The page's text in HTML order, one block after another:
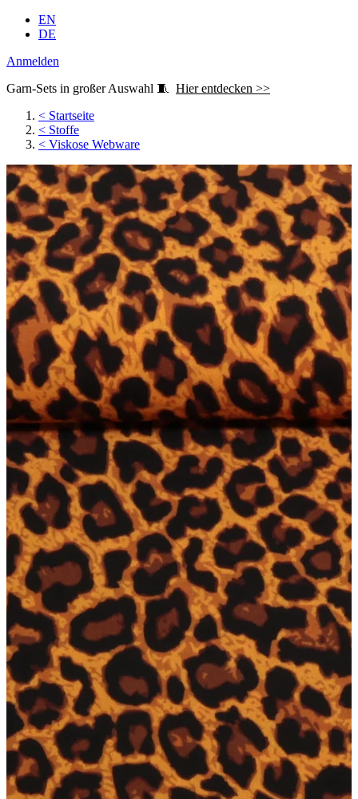
EN
DE
Anmelden
Garn-Sets in großer Auswahl 🧵 Hier entdecken >>
< Startseite
< Stoffe
< Viskose Webware